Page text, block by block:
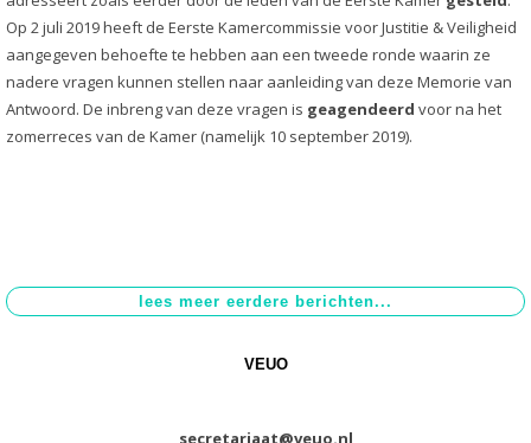
Op 2 juli 2019 heeft de Eerste Kamercommissie voor Justitie & Veiligheid
aangegeven behoefte te hebben aan een tweede ronde waarin ze
nadere vragen kunnen stellen naar aanleiding van deze Memorie van
Antwoord. De inbreng van deze vragen is geagendeerd voor na het
zomerreces van de Kamer (namelijk 10 september 2019).
VEUO
secretariaat@veuo.nl